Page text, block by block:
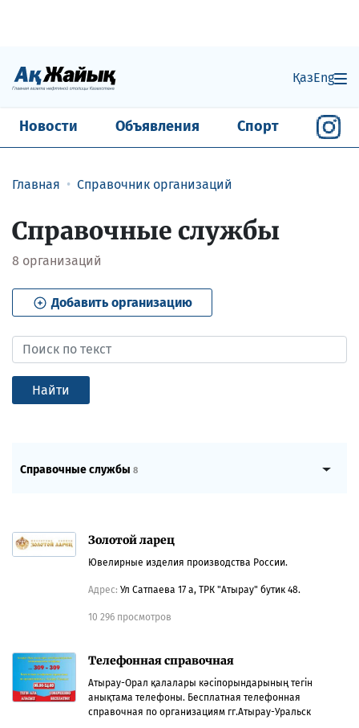
ҚазEng
Новости Объявления Спорт
Главная Справочник организаций
Справочные службы
8 организаций
Найти
Добавить организацию
Справочные службы 8
Золотой ларец
Ювелирные изделия производства России.
Адрес: Ул Сатпаева 17 а, ТРК "Атырау" бутик 48.
10 296 просмотров
Телефонная справочная
Атырау-Орал қалалары кәсіпорындарының тегiн
анықтама телефоны. Бесплатная телефонная
справочная по организациям гг.Атырау-Уральск